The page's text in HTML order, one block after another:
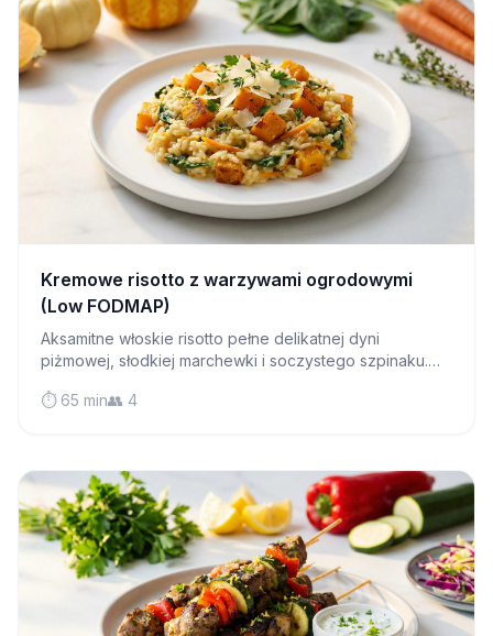
Kremowe risotto z warzywami ogrodowymi
(Low FODMAP)
Aksamitne włoskie risotto pełne delikatnej dyni
piżmowej, słodkiej marchewki i soczystego szpinaku.
zaskakująco łatwy do opanowania.
⏱️ 65 min👥 4